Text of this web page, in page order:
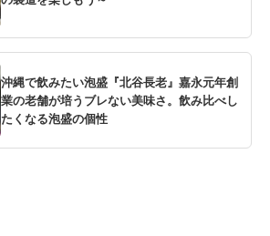
沖縄で飲みたい泡盛『北谷長老』嘉永元年創
業の老舗が培うブレない美味さ。飲み比べし
たくなる泡盛の個性